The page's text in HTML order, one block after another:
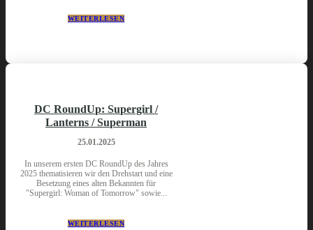
WEITERLESEN
DC RoundUp: Supergirl /
Lanterns / Superman
25.01.2025
In unserem ersten DC RoundUp des Jahres
2025 thematisieren wir den Drehstart und eine
Besetzung eines alten Bekannten für
"Supergirl: Woman of Tomorrow" sowie...
WEITERLESEN